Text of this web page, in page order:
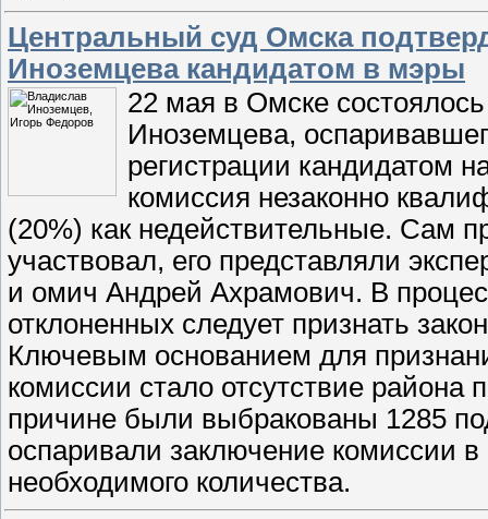
Центральный суд Омска
Иноземцева кандидатом в мэры
22 мая в Омске
Иноземцева,
регистрации кандидатом
комиссия незаконно
(20%) как недействительные. Сам
участвовал, его представляли
и омич Андрей Ахрамович. В
отклоненных следует признать
Ключевым основанием для
комиссии стало отсутствие
причине были выбракованы 1285
оспаривали заключение комиссии
необходимого количества.